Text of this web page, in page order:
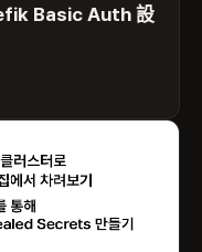
Basic Auth 設